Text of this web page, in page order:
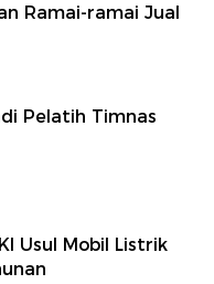
Ramai-ramai Jual
Pelatih Timnas
Usul Mobil Listrik